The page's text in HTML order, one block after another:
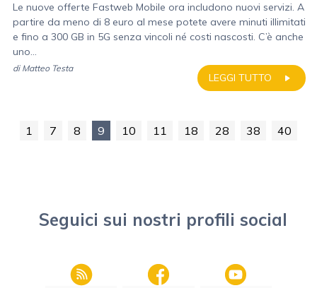
Le nuove offerte Fastweb Mobile ora includono nuovi servizi. A
partire da meno di 8 euro al mese potete avere minuti illimitati
e fino a 300 GB in 5G senza vincoli né costi nascosti. C’è anche
uno...
LEGGI TUTTO
di Matteo Testa
1 7 8 9 10 11 18 28 38 40
Seguici sui nostri profili social